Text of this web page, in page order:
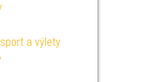
a výlety